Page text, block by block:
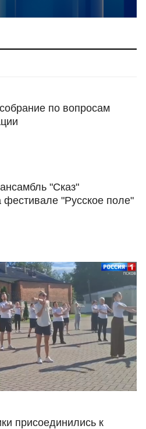
по вопросам
"Сказ"
фестивале "Русское поле"
присоединились к